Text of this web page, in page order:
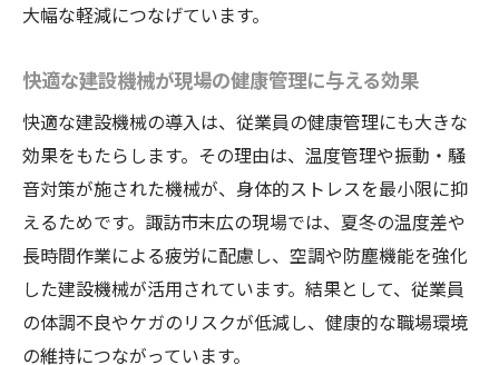
大幅な軽減につなげています。
快適な建設機械が現場の健康管理に与える効果
快適な建設機械の導入は、従業員の健康管理にも大きな
効果をもたらします。その理由は、温度管理や振動・騒
音対策が施された機械が、身体的ストレスを最小限に抑
えるためです。諏訪市末広の現場では、夏冬の温度差や
長時間作業による疲労に配慮し、空調や防塵機能を強化
した建設機械が活用されています。結果として、従業員
の体調不良やケガのリスクが低減し、健康的な職場環境
の維持につながっています。